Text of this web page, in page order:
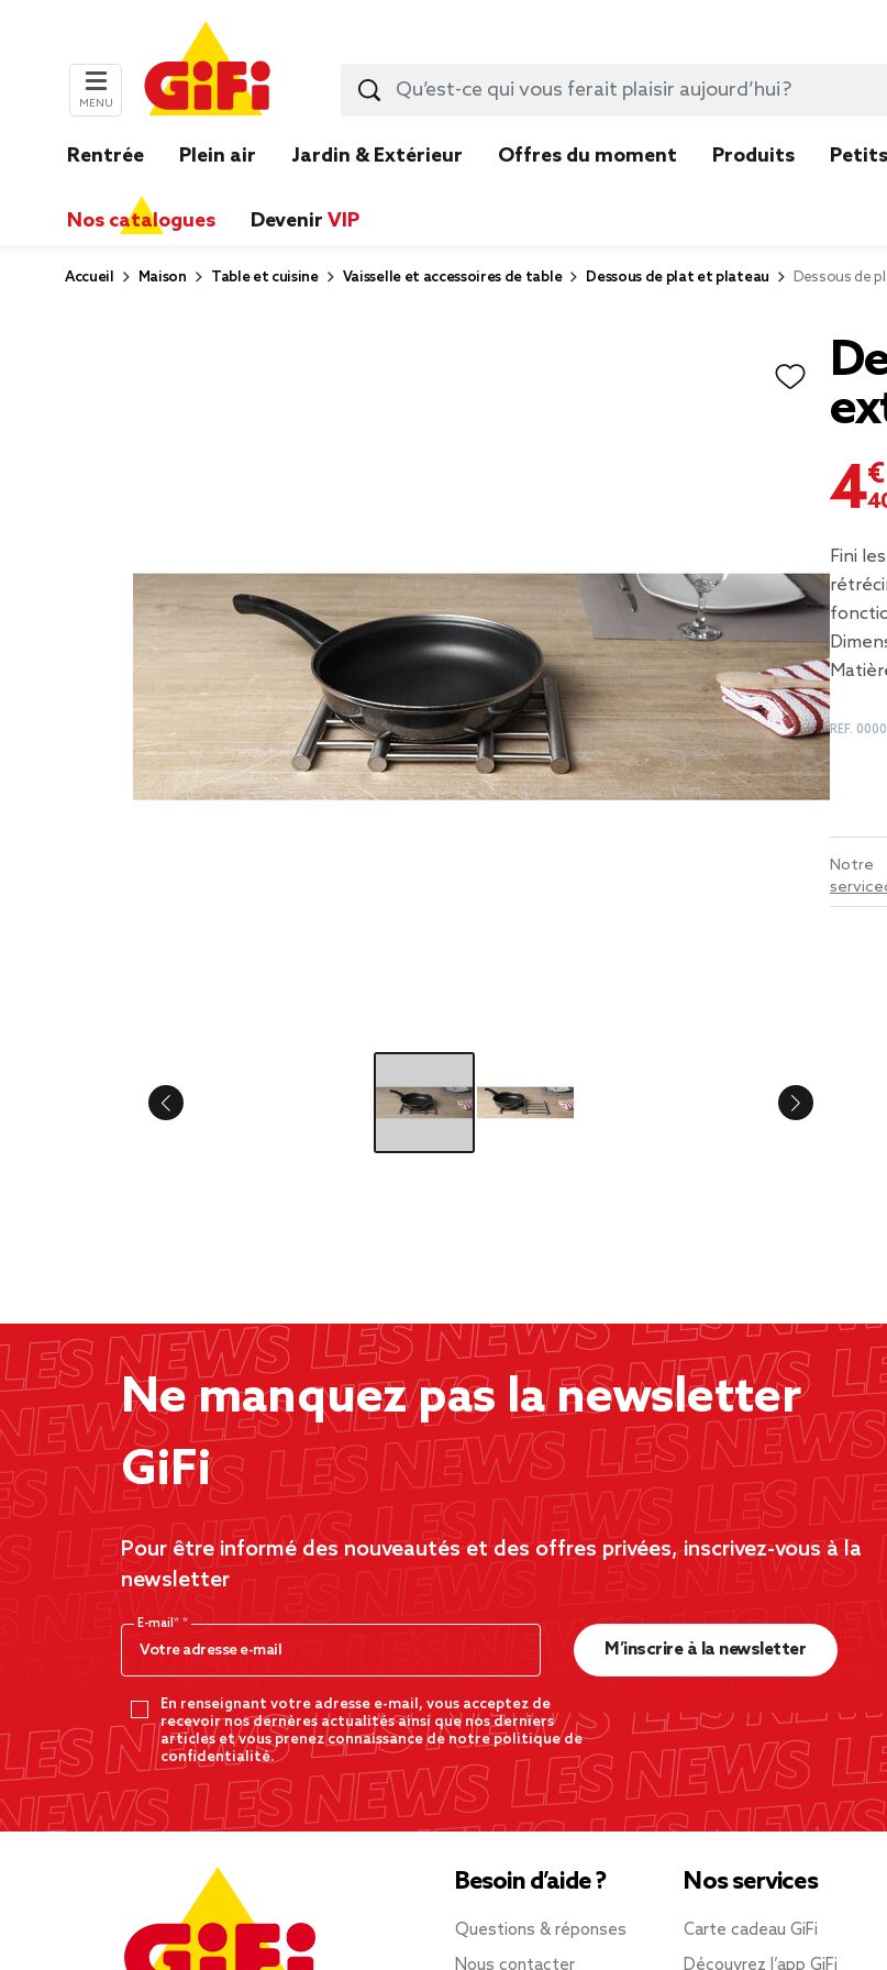
MENU
Rentrée Plein air Jardin & Extérieur Offres du moment Produits
Nos catalogues Devenir VIP
Accueil Maison Table et cuisine Vaisselle et accessoires de table Dessous de plat et plateau Dessous de
4,40 €
Fini
REF.
Ne manquez pas la newsletter
GiFi
Pour être informé des nouveautés et des offres privées, inscrivez-vous à la
newsletter
E-mail*
En renseignant votre adresse e-mail, vous acceptez de
recevoir nos dernères actualités ainsi que nos derniers
articles et vous prenez connaissance de notre politique de
confidentialité.
M’inscrire à la newsletter
Besoin d’aide ?
Questions & réponses
Nous contacter
Nos services
Carte cadeau GiFi
Découvrez l’app GiFi